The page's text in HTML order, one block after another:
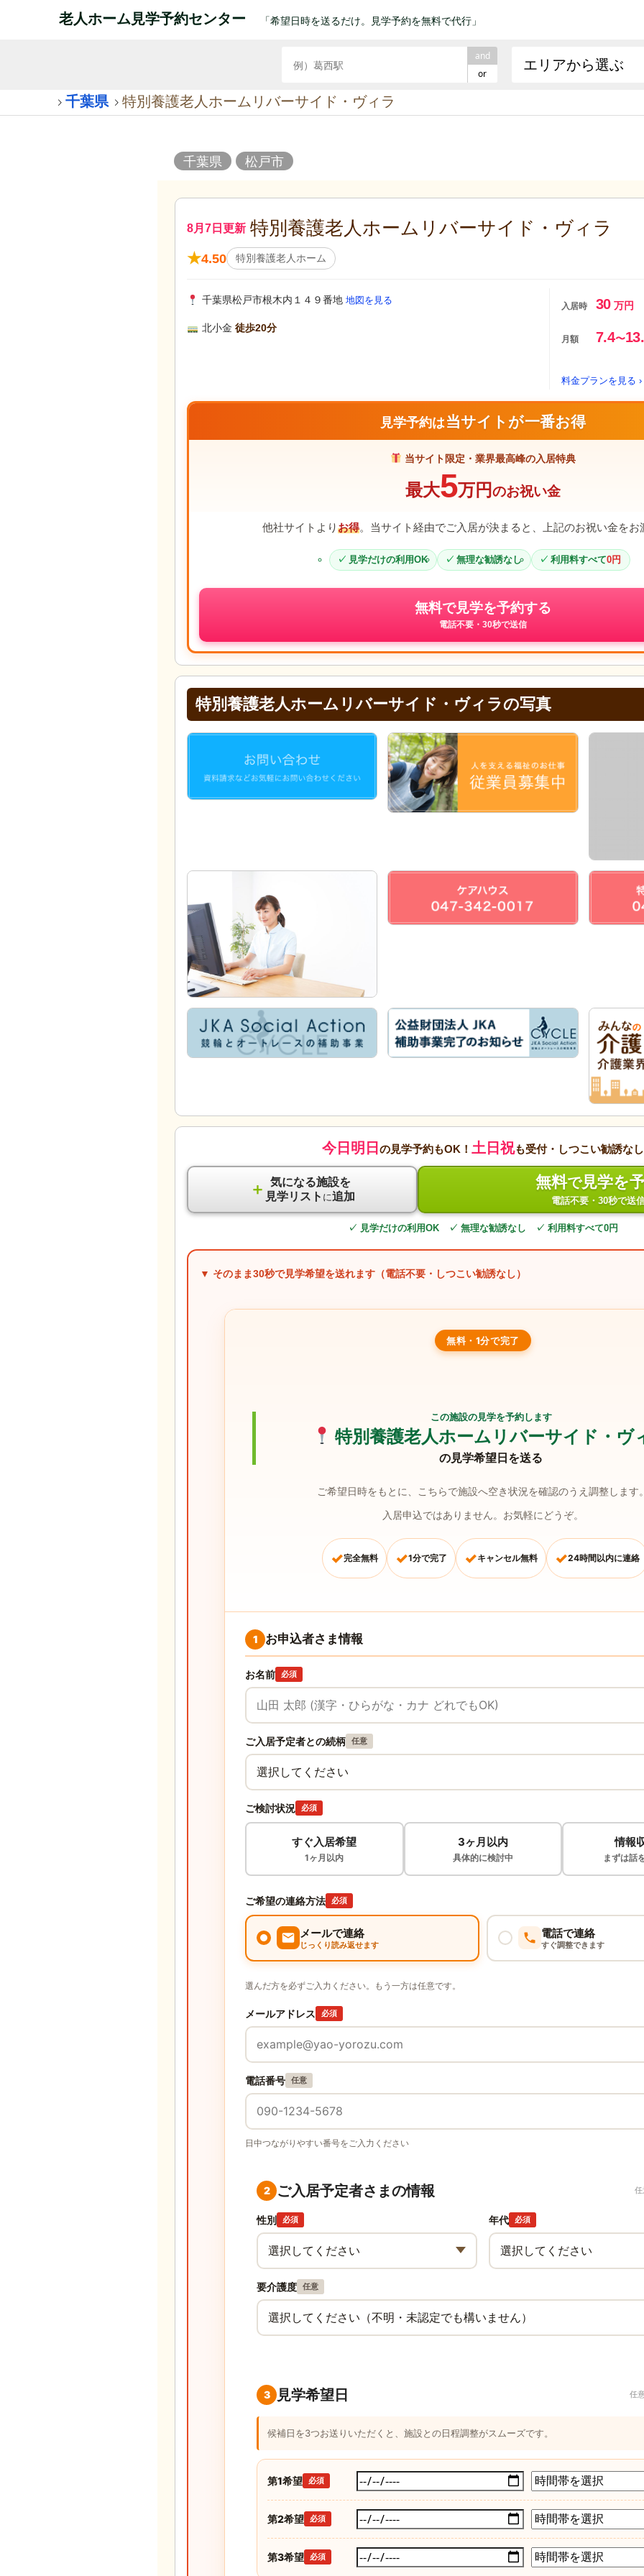
老人ホーム見学予約センター 「希望日時を送るだけ。見学予約を無料で代行」
and
or
エリアから選ぶ
千葉県
特別養護老人ホームリバーサイド・ヴィラ
千葉県 松戸市
8月7日更新 特別養護老人ホームリバーサイド・ヴィラ
★4.50 特別養護老人ホーム
千葉県松戸市根木内１４９番地地図を見る
北小金徒歩20分
入居時 30 万円
月額 7.4〜
料金プランを見る ›
見学予約は 当サイトが一番お得
当サイト限定・業界最高峰の入居特典
最大5万円のお祝い金
他社サイトよりお得。当サイト経由でご入居が決まると、上記のお祝い金をお
見学だけの利用OK 無理な勧誘なし 利用料すべて0円
無料で見学を予約する
電話不要・30秒で送信
特別養護老人ホームリバーサイド・ヴィラの写真
今日明日 の見学予約もOK！ 土日祝も受付・しつこい勧誘なし
＋
気になる施設を
見学リスト に追加
無料で見学を
電話不要・30秒で送
✓ 見学だけの利用OK ✓ 無理な勧誘なし ✓ 利用料すべて0円
▼ そのまま30秒で見学希望を送れます（電話不要・しつこい勧誘なし）
無料・1分で完了
この施設の見学を予約します
特別養護老人ホームリバーサイド・ヴ
の見学希望日を送る
ご希望日時をもとに、こちらで施設へ空き状況を確認のうえ調整します
入居申込ではありません。お気軽にどうぞ。
✓完全無料 ✓1分で完了 ✓キャンセル無料 ✓24時間以内に連絡
1 お申込者さま情報
お名前 必須
ご入居予定者との続柄 任意
ご検討状況 必須
すぐ入居希望
1ヶ月以内
3ヶ月以内
具体的に検討中
情報
まずは話
ご希望の連絡方法 必須
メールで連絡
じっくり読み返せます
電話で連絡
すぐ調整できます
選んだ方を必ずご入力ください。もう一方は任意です。
メールアドレス 必須
電話番号 任意
日中つながりやすい番号をご入力ください
2 ご入居予定者さまの情報
性別 必須 年代 必須
要介護度 任意
3 見学希望日 任
候補日を3つお送りいただくと、施設との日程調整がスムーズです。
第1希望 必須
第2希望 必須
第3希望 必須